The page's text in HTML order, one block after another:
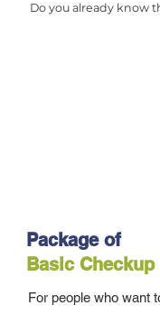
Do you already know
Package of
Basic Checkup
For people who want